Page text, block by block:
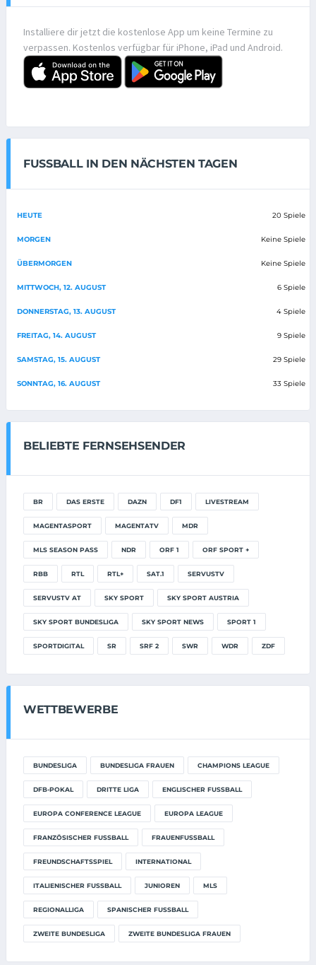
Installiere dir jetzt die kostenlose App um keine Termine zu
verpassen. Kostenlos verfügbar für iPhone, iPad und Android.
FUSSBALL IN DEN NÄCHSTEN TAGEN
HEUTE 20 Spiele
MORGEN Keine Spiele
ÜBERMORGEN Keine Spiele
MITTWOCH, 12. AUGUST 6 Spiele
DONNERSTAG, 13. AUGUST 4 Spiele
FREITAG, 14. AUGUST 9 Spiele
SAMSTAG, 15. AUGUST 29 Spiele
SONNTAG, 16. AUGUST 33 Spiele
BELIEBTE FERNSEHSENDER
BR DAS ERSTE DAZN DF1 LIVESTREAM
MAGENTASPORT MAGENTATV MDR
MLS SEASON PASS NDR ORF 1 ORF SPORT +
RBB RTL RTL+ SAT.1 SERVUSTV
SERVUSTV AT SKY SPORT SKY SPORT AUSTRIA
SKY SPORT BUNDESLIGA SKY SPORT NEWS SPORT 1
SPORTDIGITAL SR SRF 2 SWR WDR ZDF
WETTBEWERBE
BUNDESLIGA BUNDESLIGA FRAUEN CHAMPIONS LEAGUE
DFB-POKAL DRITTE LIGA ENGLISCHER FUSSBALL
EUROPA CONFERENCE LEAGUE EUROPA LEAGUE
FRANZÖSISCHER FUSSBALL FRAUENFUSSBALL
FREUNDSCHAFTSSPIEL INTERNATIONAL
ITALIENISCHER FUSSBALL JUNIOREN MLS
REGIONALLIGA SPANISCHER FUSSBALL
ZWEITE BUNDESLIGA ZWEITE BUNDESLIGA FRAUEN